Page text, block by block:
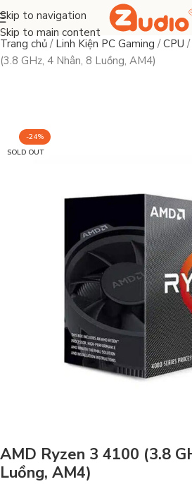
Skip to navigation
Skip to main content
Trang chủ / Linh Kiện PC Gaming /CPU /
(3.8 GHz, 4 Nhân, 8 Luồng, AM4)
-24%
SOLD OUT
AMD Ryzen 3 4100 (3.8
Luồng, AM4)